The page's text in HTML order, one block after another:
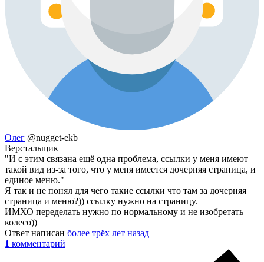
Олег @nugget-ekb
Верстальщик
"И с этим связана ещё одна проблема, ссылки у меня имеют
такой вид из-за того, что у меня имеется дочерняя страница, и
единое меню."
Я так и не понял для чего такие ссылки что там за дочерняя
страница и меню?)) ссылку нужно на страницу.
ИМХО переделать нужно по нормальному и не изобретать
колесо))
Ответ написан более трёх лет назад
1 комментарий